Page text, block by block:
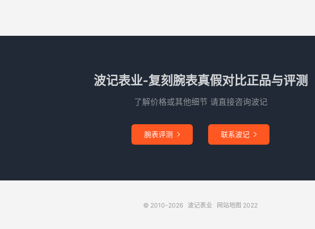
波记表业-复刻腕表真假对比正品与评测
了解价格或其他细节 请直接咨询波记
腕表评测  联系波记 
© 2010-2026 波记表业 网站地图 2022